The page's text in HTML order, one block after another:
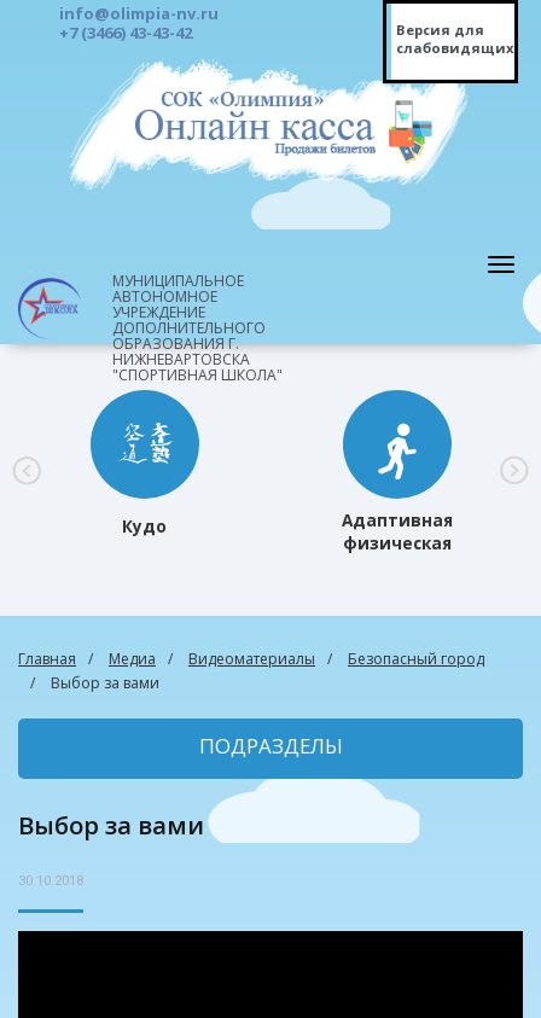
info@olimpia-nv.ru
+7 (3466) 43-43-42
Версия для
слабовидящих
МУНИЦИПАЛЬНОЕ
АВТОНОМНОЕ
УЧРЕЖДЕНИЕ
ДОПОЛНИТЕЛЬНОГО
ОБРАЗОВАНИЯ Г.
НИЖНЕВАРТОВСКА
"СПОРТИВНАЯ ШКОЛА"
Кудо
Адаптивная
физическая
Главная Медиа Видеоматериалы
Безопасный город
Выбор за вами
ПОДРАЗДЕЛЫ
Выбор за вами
30.10.2018